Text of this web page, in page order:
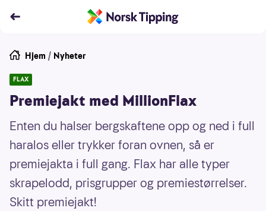
Hjem / Nyheter
FLAX
Premiejakt med MillionFlax
Enten du halser bergskaftene opp og ned i full
haralos eller trykker foran ovnen, så er
premiejakta i full gang. Flax har alle typer
skrapelodd, prisgrupper og premiestørrelser.
Skitt premiejakt!